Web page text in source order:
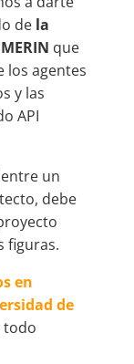
dela
que
los agentes
y las
API
un
debe
figuras.
en
de
todo